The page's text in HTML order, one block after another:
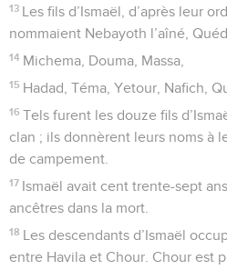
13 Les fils d’Ismaël, d’après leur
nommaient Nebayoth l’aîné,
14 Michema, Douma, Massa,
15 Hadad, Téma, Yetour, Nafich,
16 Tels furent les douze fils
clan ; ils donnèrent leurs noms à
de campement.
17 Ismaël avait cent trente-sept
ancêtres dans la mort.
18 Les descendants d’Ismaël
entre Havila et Chour. Chour est